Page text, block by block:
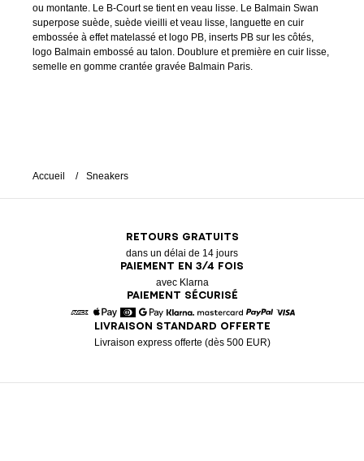
ou montante. Le B-Court se tient en veau lisse. Le Balmain Swan
superpose suède, suède vieilli et veau lisse, languette en cuir
embossée à effet matelassé et logo PB, inserts PB sur les côtés,
logo Balmain embossé au talon. Doublure et première en cuir lisse,
semelle en gomme crantée gravée Balmain Paris.
Accueil Sneakers
RETOURS GRATUITS
dans un délai de 14 jours
PAIEMENT EN 3/4 FOIS
avec Klarna
PAIEMENT SÉCURISÉ
American Express
Apple Pay
DinersGoogle Pay
Klarna MastercardPaypal
LIVRAISON STANDARD OFFERTE
Livraison express offerte (dès 500 EUR)